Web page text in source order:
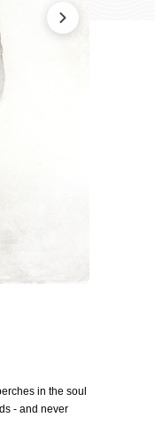
in the soul
- and never